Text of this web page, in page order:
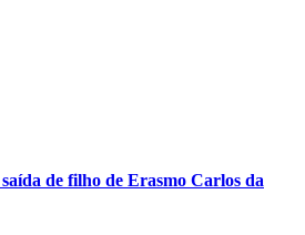
de filho de Erasmo Carlos da